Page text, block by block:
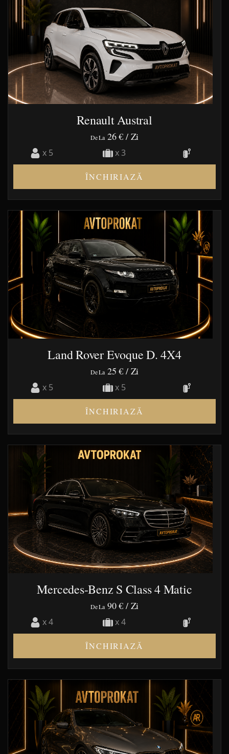
Renault Austral
De La26 € / Zi
x 5 x 3
ÎNCHIRIAZĂ
Land Rover Evoque D. 4X4
De La25 € / Zi
x 5 x 5
ÎNCHIRIAZĂ
Mercedes-Benz S Class 4 Matic
De La90 € / Zi
x 4 x 4
ÎNCHIRIAZĂ